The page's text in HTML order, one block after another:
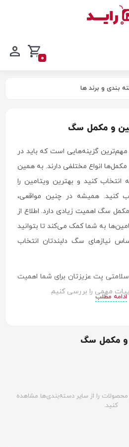
0
بندی و برند ها
و مکمل سگ
گزینه‌هایی است که باید در
انواع مختلفی دارند. به همین
انتخاب کنید و بهترین ویتامین را
کنید. همیشه در چنین مواقعی،
سگ اهمیت زیادی دارد. اطلاع از
به شما کمک می‌کند تا بتوانید
نیازهای سگ دلبندتان انتخاب
پت عزیزتان برای شما اهمیت
مهمی را بررسی کنیم.
ادامه مطلب
و مکمل سگ
را از سایر دسته‌بندی‌ها مشاهده
کنید.